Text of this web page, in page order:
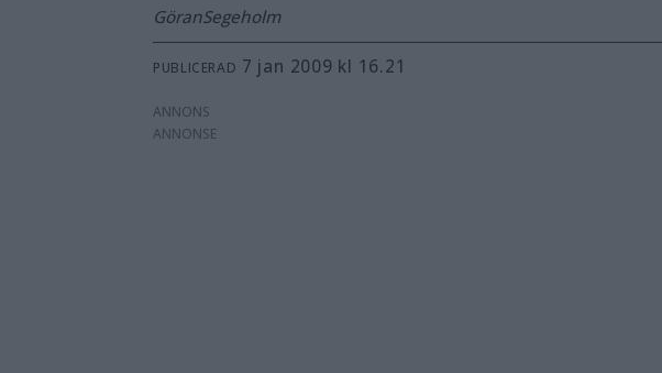
GöranSegeholm
PUBLICERAD 7 jan 2009 kl 16.21
ANNONS